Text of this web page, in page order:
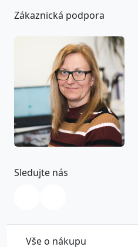
Vše o nákupu
Zákaznická podpora
Sledujte nás